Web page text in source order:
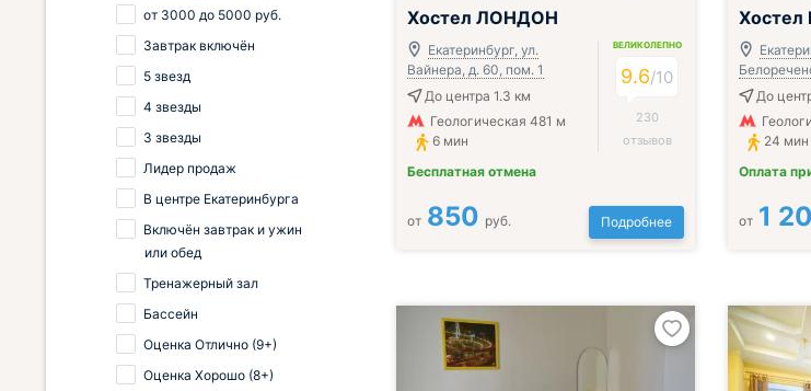
Хостел ЛОНДОН
Екатеринбург, ул.
Вайнера, д. 60, пом. 1
До центра 1.3 км
Геологическая 481 м
6 мин
Бесплатная отмена
ВЕЛИКОЛЕПНО
9.6/10
230
отзывов
от 850 руб. Подробнее
Хостел
До
24 мин
Оплата
от 1
от 3000 до 5000 руб.
Завтрак включён
5 звезд
4 звезды
3 звезды
Лидер продаж
В центре Екатеринбурга
Включён завтрак и ужин
или обед
Тренажерный зал
Бассейн
Оценка Отлично (9+)
Оценка Хорошо (8+)